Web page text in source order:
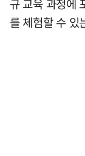
규 교육 과정에
를 체험할 수 있